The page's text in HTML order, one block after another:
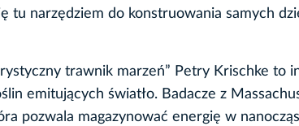
tu narzędziem do konstruowania samych
trawnik marzeń” Petry Krischke to
emitujących światło. Badacze z
pozwala magazynować energię w